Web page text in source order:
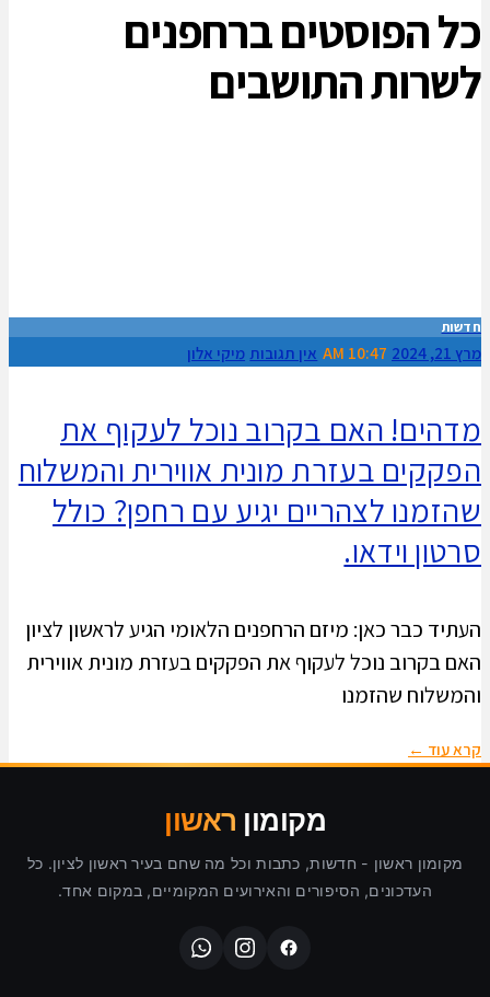
כל הפוסטים ברחפנים
לשרות התושבים
חדשות
מרץ 21, 2024 10:47 AM אין תגובות מיקי אלון
מדהים! האם בקרוב נוכל לעקוף את
הפקקים בעזרת מונית אווירית והמשלוח
שהזמנו לצהריים יגיע עם רחפן? כולל
סרטון וידאו.
העתיד כבר כאן: מיזם הרחפנים הלאומי הגיע לראשון לציון
האם בקרוב נוכל לעקוף את הפקקים בעזרת מונית אווירית
והמשלוח שהזמנו
קרא עוד ←
מקומון ראשון
מקומון ראשון - חדשות, כתבות וכל מה שחם בעיר ראשון לציון. כל
העדכונים, הסיפורים והאירועים המקומיים, במקום אחד.